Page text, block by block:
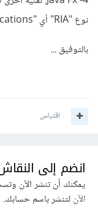
نوع "RIA" أي "Rich Internet Applications".
بالتوفيق ...
اقتباس
انضم إلى النقاش
يمكنك أن تنشر الآن
الآنلتنشر باسم حسابك.